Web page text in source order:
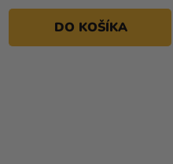
DO KOŠÍKA